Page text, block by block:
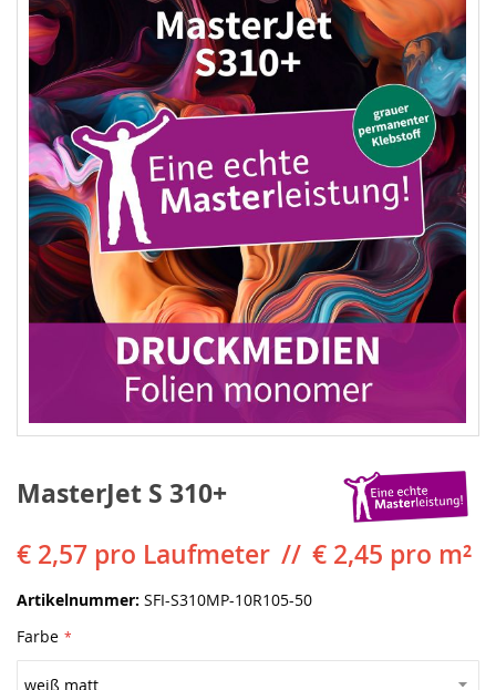
MasterJet S 310+
€ 2,57 pro Laufmeter € 2,45 pro m²
Artikelnummer SFI-S310MP-10R105-50
Farbe